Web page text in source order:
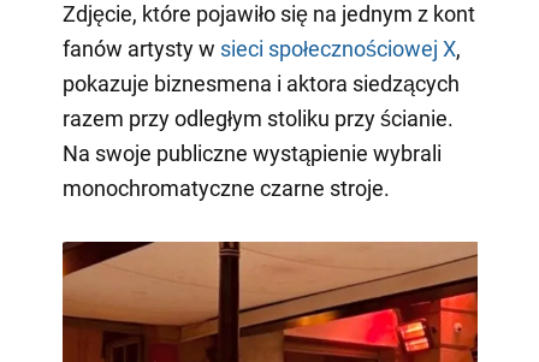
Zdjęcie, które pojawiło się na jednym z kont
fanów artysty w sieci społecznościowej X,
pokazuje biznesmena i aktora siedzących
razem przy odległym stoliku przy ścianie.
Na swoje publiczne wystąpienie wybrali
monochromatyczne czarne stroje.